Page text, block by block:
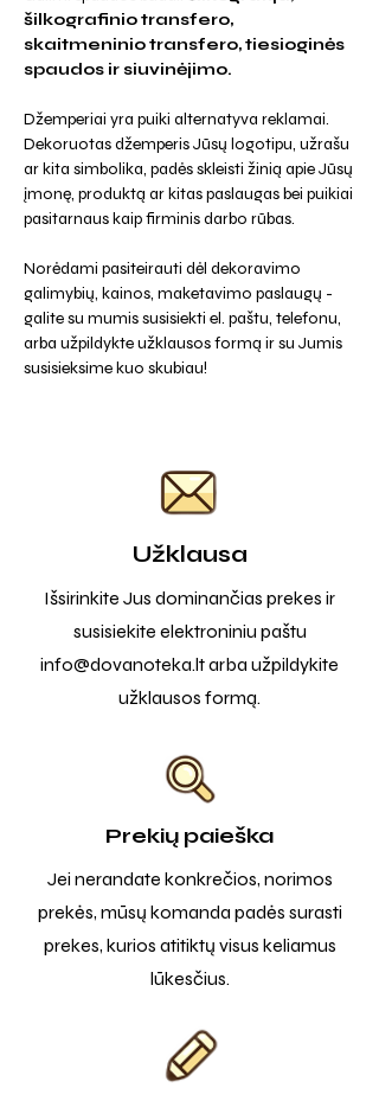
šilkografinio transfero,
skaitmeninio transfero, tiesioginės
spaudos ir siuvinėjimo.
Džemperiai yra puiki alternatyva reklamai.
Dekoruotas džemperis Jūsų logotipu, užrašu
ar kita simbolika, padės skleisti žinią apie Jūsų
įmonę, produktą ar kitas paslaugas bei puikiai
pasitarnaus kaip firminis darbo rūbas.
Norėdami pasiteirauti dėl dekoravimo
galimybių, kainos, maketavimo paslaugų -
galite su mumis susisiekti el. paštu, telefonu,
arba užpildykte užklausos formą ir su Jumis
susisieksime kuo skubiau!
Užklausa
Išsirinkite Jus dominančias prekes ir
susisiekite elektroniniu paštu
info@dovanoteka.ltarba užpildykite
užklausos formą.
Prekių paieška
Jei nerandate konkrečios, norimos
prekės, mūsų komanda padės surasti
prekes, kurios atitiktų visus keliamus
lūkesčius.